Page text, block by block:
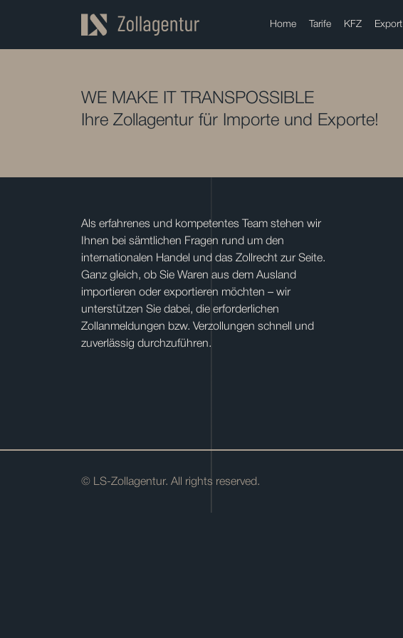
Home Tarife KFZ Export
WE MAKE IT TRANSPOSSIBLE
Ihre Zollagentur für Importe und Exporte!
Als erfahrenes und kompetentes Team stehen wir
Ihnen bei sämtlichen Fragen rund um den
internationalen Handel und das Zollrecht zur Seite.
Ganz gleich, ob Sie Waren aus dem Ausland
importieren oder exportieren möchten – wir
unterstützen Sie dabei, die erforderlichen
Zollanmeldungen bzw. Verzollungen schnell und
zuverlässig durchzuführen.
© LS-Zollagentur. All rights reserved.